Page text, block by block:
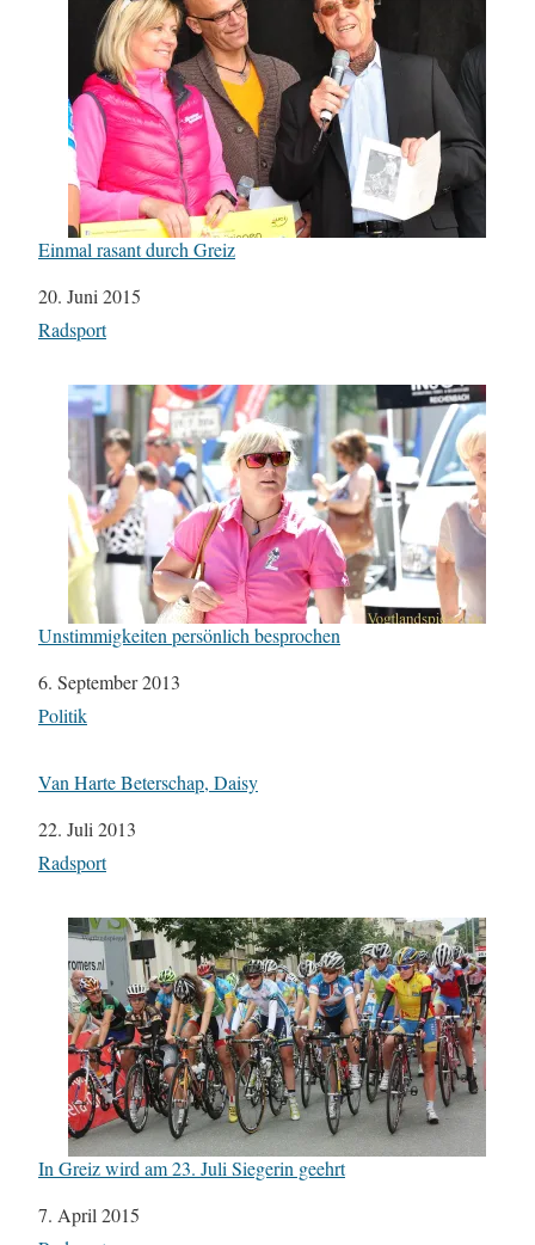
Einmal rasant durch Greiz
Datum
20. Juni 2015
In Bezug auf
Radsport
Unstimmigkeiten persönlich besprochen
Datum
6. September 2013
In Bezug auf
Politik
Van Harte Beterschap, Daisy
Datum
22. Juli 2013
In Bezug auf
Radsport
In Greiz wird am 23. Juli Siegerin geehrt
Datum
7. April 2015